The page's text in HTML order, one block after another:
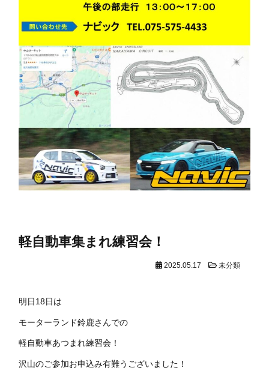
軽自動車集まれ練習会！
2025.05.17 未分類
明日18日は
モーターランド鈴鹿さんでの
軽自動車あつまれ練習会！
沢山のご参加お申込み有難うございました！